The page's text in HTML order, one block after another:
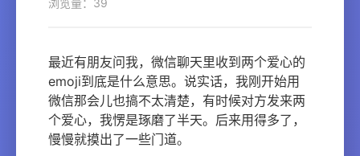
浏览量：39
最近有朋友问我，微信聊天里收到两个爱心的
emoji到底是什么意思。说实话，我刚开始用
微信那会儿也搞不太清楚，有时候对方发来两
个爱心，我愣是琢磨了半天。后来用得多了，
慢慢就摸出了一些门道。